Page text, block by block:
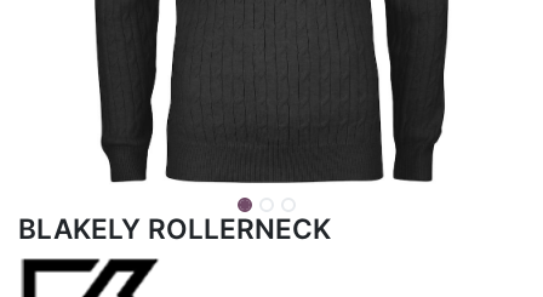
BLAKELY ROLLERNECK